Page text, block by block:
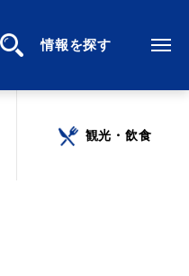
情報を探す
情報を探す
観光・飲食
観光・飲食